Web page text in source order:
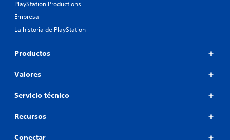
PlayStation Productions
Empresa
La historia de PlayStation
Productos
Valores
Servicio técnico
Recursos
Conectar